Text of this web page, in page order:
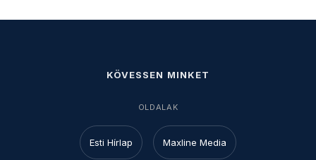
KÖVESSEN MINKET
OLDALAK
Esti Hírlap Maxline Media